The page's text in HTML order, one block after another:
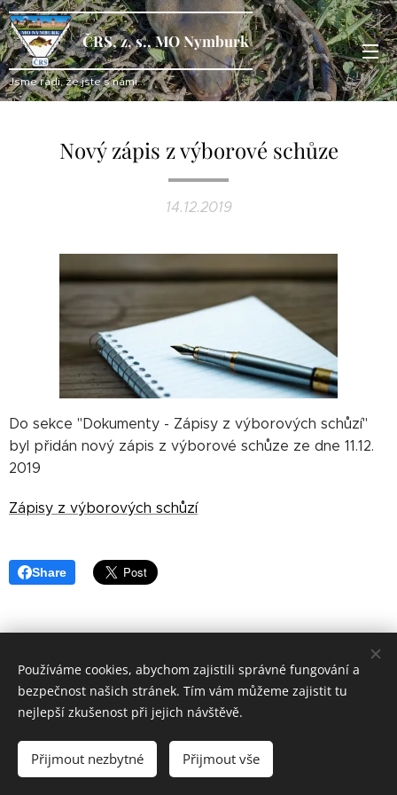
ČRS, z. s., MO Nymburk
Jsme rádi, že jste s námi...
Nový zápis z výborové schůze
14.12.2019
Do sekce "Dokumenty - Zápisy z výborových schůzí"
byl přidán nový zápis z výborové schůze ze dne 11.12.
2019
Zápisy z výborových schůzí
Share
Sportovní 142,288 02 Nymburk, IČO:45829110,
nymburk@mocrs.cz
Cookies
Používáme cookies, abychom zajistili správné fungování a
bezpečnost našich stránek. Tím vám můžeme zajistit tu
nejlepší zkušenost při jejich návštěvě.
Přijmout nezbytné Přijmout vše